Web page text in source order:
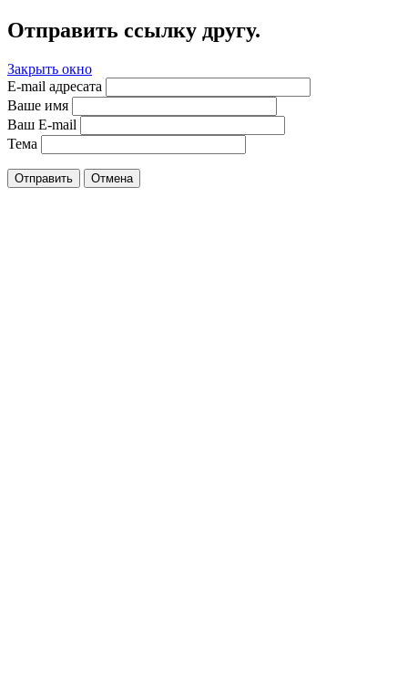
Отправить ссылку другу.
Закрыть окно
E-mail адресата
Ваше имя
Ваш E-mail
Тема
Отправить Отмена